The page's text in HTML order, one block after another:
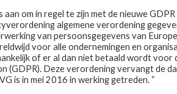
aan om in regel te zijn met de nieuwe
algemene verordening
van persoonsgegevens van
voor alle ondernemingen en
of er al dan niet betaald wordt
(GDPR). Deze verordening vervangt de
is in mei 2016 in werking getreden. “